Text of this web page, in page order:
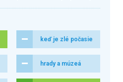
keď je zlé počasie
hrady a múzeá